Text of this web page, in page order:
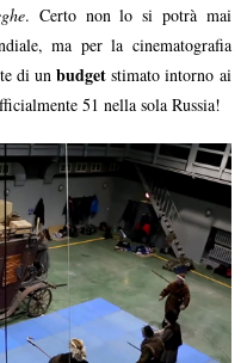
. Certo non lo si potrà mai
ma per la cinematografia
di unbudget stimato intorno ai
51 nella sola Russia!